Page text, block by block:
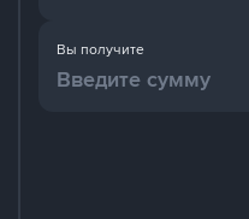
Вы получите